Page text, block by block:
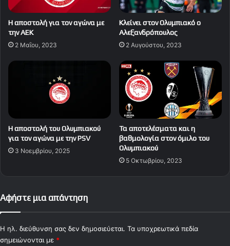
Η αποστολή για τον αγώνα με
την ΑΕΚ
2 Μαΐου, 2023
Κλείνει στον Ολυμπιακό ο
Αλεξανδρόπουλος
2 Αυγούστου, 2023
Η αποστολή του Ολυμπιακού
για τον αγώνα με την PSV
3 Νοεμβρίου, 2025
Τα αποτελέσματα και η
βαθμολογία στον όμιλο του
Ολυμπιακού
5 Οκτωβρίου, 2023
Αφήστε μια απάντηση
Η ηλ. διεύθυνση σας δεν δημοσιεύεται. Τα υποχρεωτικά πεδία
σημειώνονται με *